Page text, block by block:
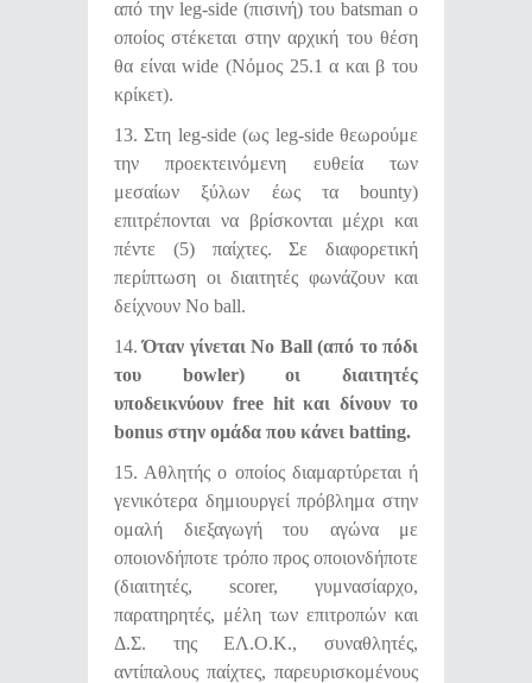
από την leg-side (πισινή) του batsman ο
οποίος στέκεται στην αρχική του θέση
θα είναι wide (Νόμος 25.1 α και β του
κρίκετ).
13. Στη leg-side (ως leg-side θεωρούμε
την προεκτεινόμενη ευθεία των
μεσαίων ξύλων έως τα bounty)
επιτρέπονται να βρίσκονται μέχρι και
πέντε (5) παίχτες. Σε διαφορετική
περίπτωση οι διαιτητές φωνάζουν και
δείχνουν No ball.
14.Όταν γίνεταιNo Ball (από το πόδι
του bowler)οι διαιτητές
υποδεικνύουν free hitκαι δίνουν το
bonus στην ομάδα που κάνει batting.
15. Αθλητής ο οποίος διαμαρτύρεται ή
γενικότερα δημιουργεί πρόβλημα στην
ομαλή διεξαγωγή του αγώνα με
οποιονδήποτε τρόπο προς οποιονδήποτε
(διαιτητές, scorer, γυμνασίαρχο,
παρατηρητές, μέλη των επιτροπών και
Δ.Σ. της ΕΛ.Ο.Κ., συναθλητές,
αντίπαλους παίχτες, παρευρισκομένους